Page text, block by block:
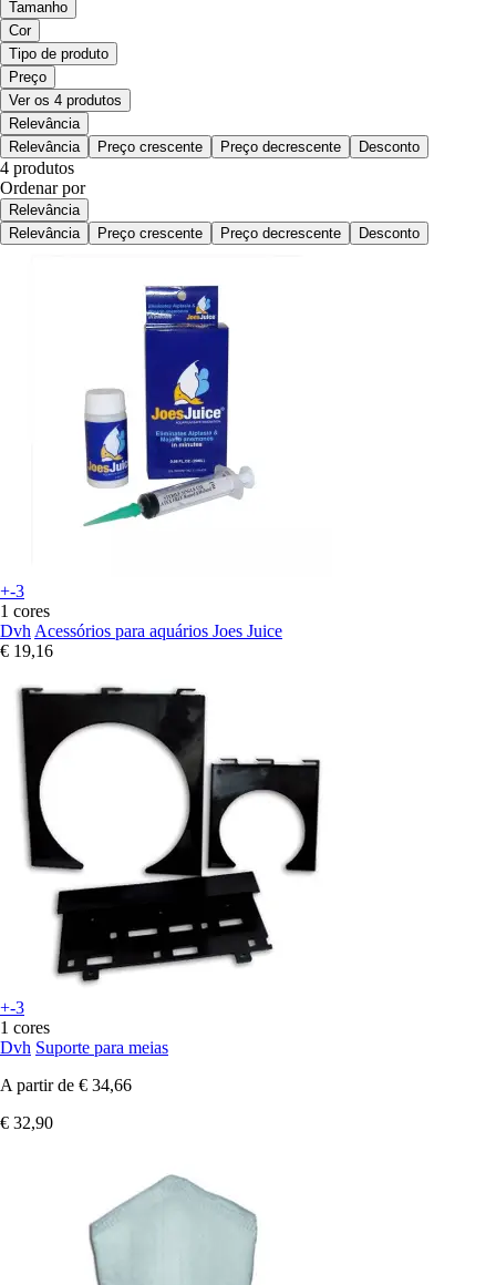
Tamanho
Cor
Tipo de produto
Preço
Ver os 4 produtos
Relevância
Relevância
Preço crescente Preço decrescente Desconto
4 produtos
Ordenar por
Relevância
Relevância
Preço crescente Preço decrescente Desconto
+-3
1 cores
Dvh Acessórios para aquários Joes Juice
€ 19,16
+-3
1 cores
Dvh Suporte para meias
A partir de € 34,66
€ 32,90